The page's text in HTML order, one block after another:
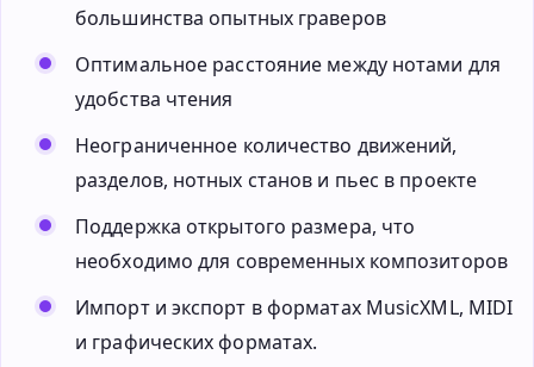
большинства опытных граверов
Оптимальное расстояние между нотами для
удобства чтения
Неограниченное количество движений,
разделов, нотных станов и пьес в проекте
Поддержка открытого размера, что
необходимо для современных композиторов
Импорт и экспорт в форматах MusicXML, MIDI
и графических форматах.